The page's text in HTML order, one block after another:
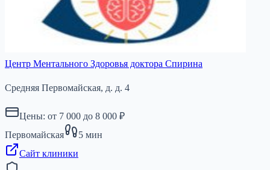
Центр Ментального Здоровья доктора Спирина
Средняя Первомайская, д. д. 4
Цены: от 7 000 до 8 000 ₽
Первомайская
5 мин
Сайт клиники